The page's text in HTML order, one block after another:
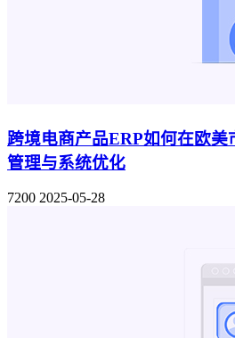
跨境电商产品ERP如何在欧美
管理与系统优化
7200 2025-05-28